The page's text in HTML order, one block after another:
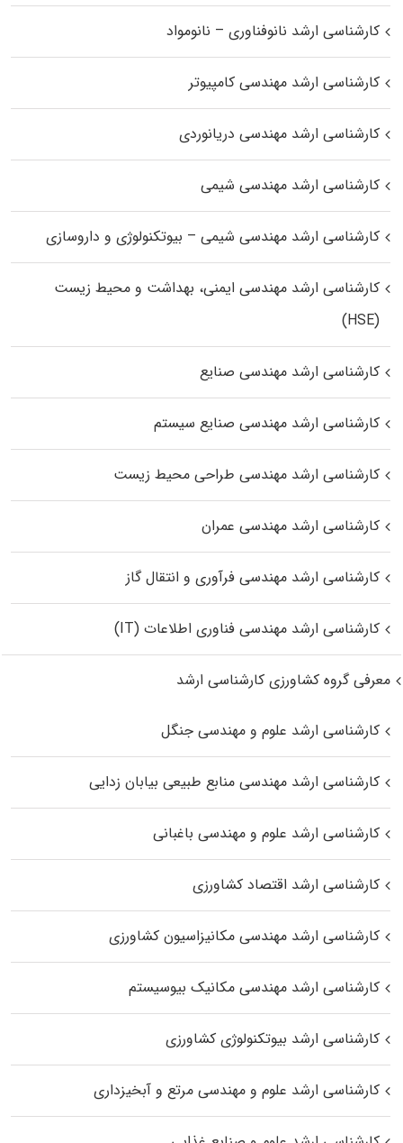
کارشناسی ارشد نانوفناوری – نانومواد
کارشناسی ارشد مهندسی کامپیوتر
کارشناسی ارشد مهندسی دریانوردی
کارشناسی ارشد مهندسی شیمی
کارشناسی ارشد مهندسی شیمی – بیوتکنولوژی و داروسازی
کارشناسی ارشد مهندسی ایمنی، بهداشت و محیط زیست
(HSE)
کارشناسی ارشد مهندسی صنایع
کارشناسی ارشد مهندسی صنایع سیستم
کارشناسی ارشد مهندسی طراحی محیط زیست
کارشناسی ارشد مهندسی عمران
کارشناسی ارشد مهندسی فرآوری و انتقال گاز
کارشناسی ارشد مهندسی فناوری اطلاعات (IT)
معرفی گروه کشاورزی کارشناسی ارشد
کارشناسی ارشد علوم و مهندسی جنگل
کارشناسی ارشد مهندسی منابع طبیعی بیابان زدایی
کارشناسی ارشد علوم و مهندسی باغبانی
کارشناسی ارشد اقتصاد کشاورزی
کارشناسی ارشد مهندسی مکانیزاسیون کشاورزی
کارشناسی ارشد مهندسی مکانیک بیوسیستم
کارشناسی ارشد بیوتکنولوژی کشاورزی
کارشناسی ارشد علوم و مهندسی مرتع و آبخیزداری